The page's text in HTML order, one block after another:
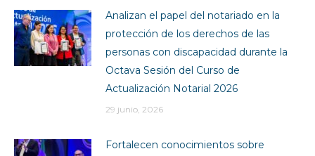
Analizan el papel del notariado en la
protección de los derechos de las
personas con discapacidad durante la
Octava Sesión del Curso de
Actualización Notarial 2026
29 junio, 2026
Fortalecen conocimientos sobre